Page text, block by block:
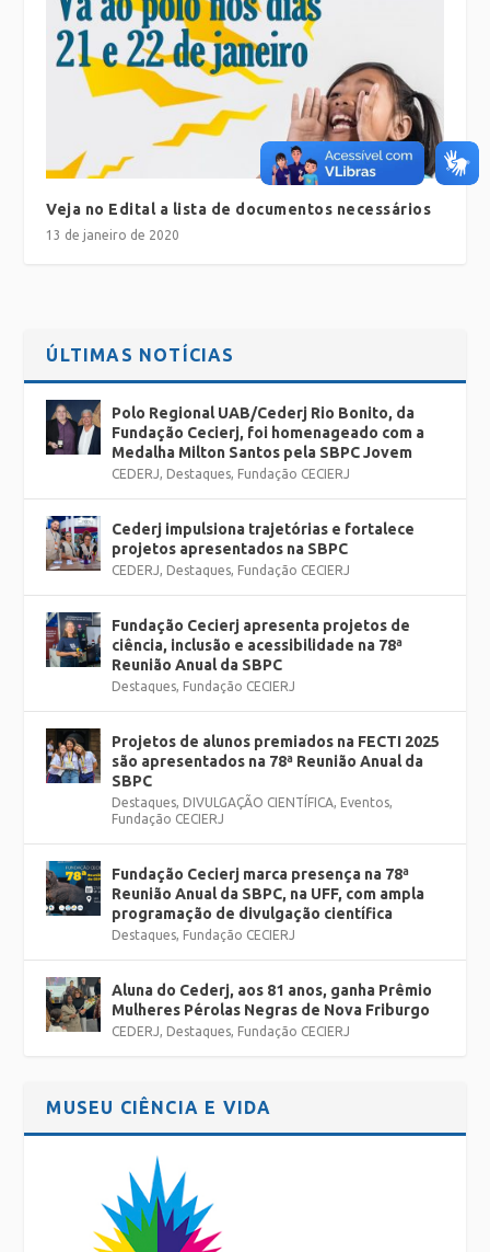
Veja no Edital a lista de documentos necessários
13 de janeiro de 2020
ÚLTIMAS NOTÍCIAS
Polo Regional UAB/Cederj Rio Bonito, da
Fundação Cecierj, foi homenageado com a
Medalha Milton Santos pela SBPC Jovem
CEDERJ, Destaques, Fundação CECIERJ
Cederj impulsiona trajetórias e fortalece
projetos apresentados na SBPC
CEDERJ, Destaques, Fundação CECIERJ
Fundação Cecierj apresenta projetos de
ciência, inclusão e acessibilidade na 78ª
Reunião Anual da SBPC
Destaques, Fundação CECIERJ
Projetos de alunos premiados na FECTI 2025
são apresentados na 78ª Reunião Anual da
SBPC
Destaques, DIVULGAÇÃO CIENTÍFICA, Eventos,
Fundação CECIERJ
Fundação Cecierj marca presença na 78ª
Reunião Anual da SBPC, na UFF, com ampla
programação de divulgação científica
Destaques, Fundação CECIERJ
Aluna do Cederj, aos 81 anos, ganha Prêmio
Mulheres Pérolas Negras de Nova Friburgo
CEDERJ, Destaques, Fundação CECIERJ
MUSEU CIÊNCIA E VIDA